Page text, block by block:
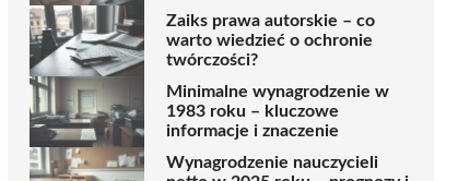
Zaiks prawa autorskie – co
warto wiedzieć o ochronie
twórczości?
Minimalne wynagrodzenie w
1983 roku – kluczowe
informacje i znaczenie
Wynagrodzenie nauczycieli